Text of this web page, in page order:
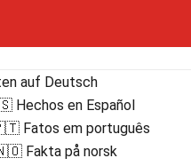
auf Deutsch
Hechos en Español
Fatos em português
Fakta på norsk